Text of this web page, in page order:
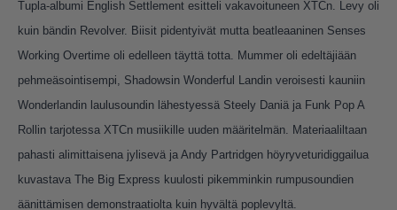
Tupla-albumi English Settlement esitteli vakavoituneen XTCn. Levy oli
kuin bändin Revolver. Biisit pidentyivät mutta beatleaaninen Senses
Working Overtime oli edelleen täyttä totta. Mummer oli edeltäjiään
pehmeäsointisempi, Shadowsin Wonderful Landin veroisesti kauniin
Wonderlandin laulusoundin lähestyessä Steely Daniä ja Funk Pop A
Rollin tarjotessa XTCn musiikille uuden määritelmän. Materiaaliltaan
pahasti alimittaisena jylisevä ja Andy Partridgen höyryveturidiggailua
kuvastava The Big Express kuulosti pikemminkin rumpusoundien
äänittämisen demonstraatiolta kuin hyvältä poplevyltä.